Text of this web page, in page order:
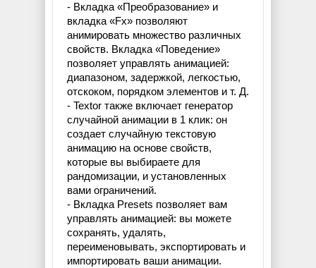
- Вкладка «Преобразование» и
вкладка «Fx» позволяют
анимировать множество различных
свойств. Вкладка «Поведение»
позволяет управлять анимацией:
диапазоном, задержкой, легкостью,
отскоком, порядком элементов и т. Д.
- Textor также включает генератор
случайной анимации в 1 клик: он
создает случайную текстовую
анимацию на основе свойств,
которые вы выбираете для
рандомизации, и установленных
вами ограничений.
- Вкладка Presets позволяет вам
управлять анимацией: вы можете
сохранять, удалять,
переименовывать, экспортировать и
импортировать ваши анимации.